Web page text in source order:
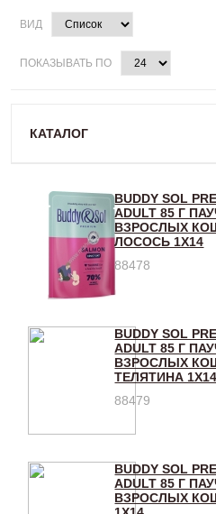
ВИД
ПОКАЗЫВАТЬ ПО
КАТАЛОГ
BUDDY SOL
ADULT 85 Г
ВЗРОСЛЫХ
ЛОСОСЬ 1Х14
88478
BUDDY SOL
ADULT 85 Г
ВЗРОСЛЫХ
ТЕЛЯТИНА 1Х14
88479
BUDDY SOL
ADULT 85 Г
ВЗРОСЛЫХ